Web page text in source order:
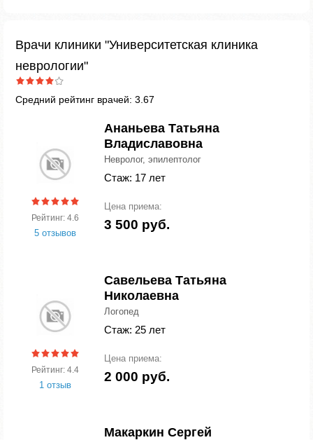
Врачи клиники "Университетская клиника
неврологии"
Средний рейтинг врачей: 3.67
Рейтинг: 4.6
5 отзывов
Ананьева Татьяна
Владиславовна
Невролог, эпилептолог
Стаж: 17 лет
Цена приема:
3 500 руб.
Рейтинг: 4.4
1 отзыв
Савельева Татьяна
Николаевна
Логопед
Стаж: 25 лет
Цена приема:
2 000 руб.
Макаркин Сергей